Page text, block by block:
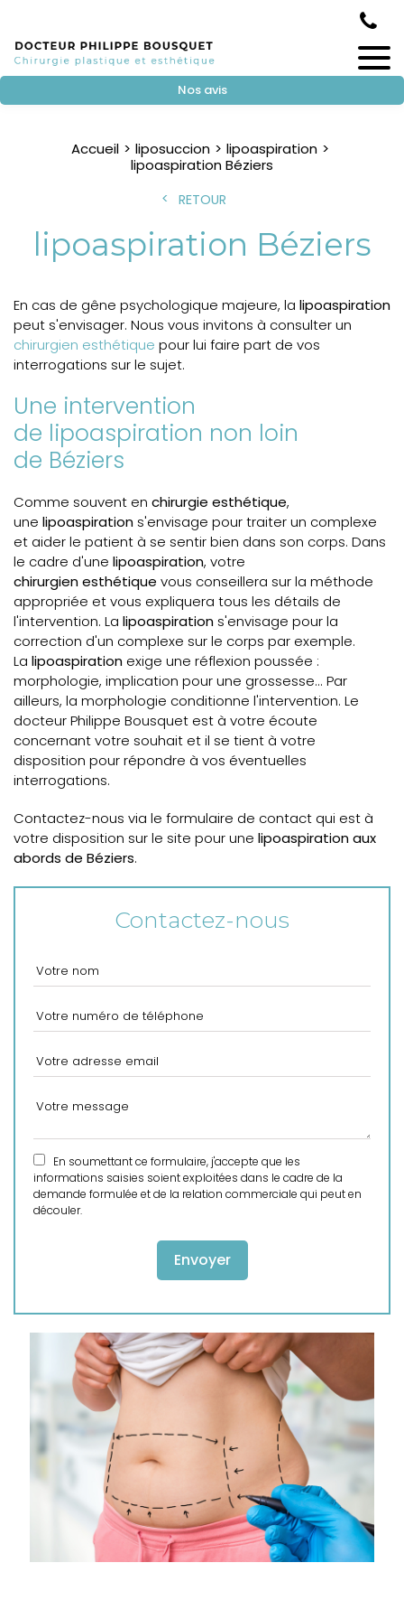
Nos avis
Accueil liposuccion
lipoaspiration
lipoaspiration Béziers
RETOUR
lipoaspiration Béziers
En cas de gêne psychologique majeure, la lipoaspiration
peut s'envisager. Nous vous invitons à consulter un
chirurgien esthétique pour lui faire part de vos
interrogations sur le sujet.
Une intervention
de lipoaspiration non loin
de Béziers
Comme souvent en chirurgie esthétique,
une lipoaspiration s'envisage pour traiter un complexe
et aider le patient à se sentir bien dans son corps. Dans
le cadre d'une lipoaspiration, votre
chirurgien esthétique vous conseillera sur la méthode
appropriée et vous expliquera tous les détails de
l'intervention. La lipoaspiration s'envisage pour la
correction d'un complexe sur le corps par exemple.
La lipoaspiration exige une réflexion poussée :
morphologie, implication pour une grossesse... Par
ailleurs, la morphologie conditionne l'intervention. Le
docteur Philippe Bousquet est à votre écoute
concernant votre souhait et il se tient à votre
disposition pour répondre à vos éventuelles
interrogations.
Contactez-nous via le formulaire de contact qui est à
votre disposition sur le site pour une lipoaspiration aux
abords de Béziers.
Contactez-nous
En soumettant ce formulaire, j'accepte que les
informations saisies soient exploitées dans le cadre de la
demande formulée et de la relation commerciale qui peut en
découler.